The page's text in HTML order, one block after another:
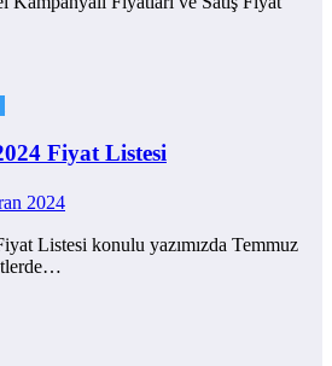
Fiyat Listesi
2024
Listesi konulu yazımızda Temmuz